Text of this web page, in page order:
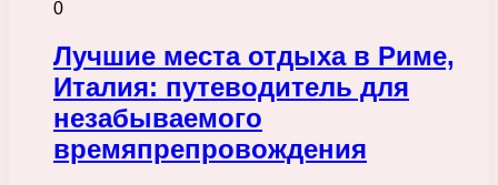
0
Лучшие места отдыха в Риме,
Италия: путеводитель для
незабываемого
времяпрепровождения